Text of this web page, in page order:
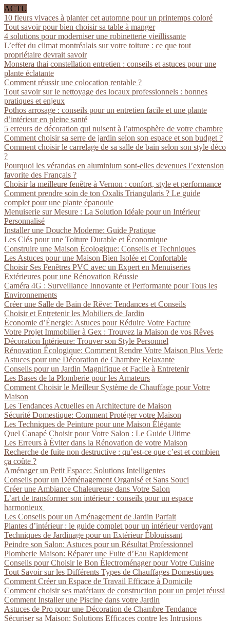
ACTU
10 fleurs vivaces à planter cet automne pour un printemps coloré
Tout savoir pour bien choisir sa table à manger
4 solutions pour moderniser une robinetterie vieillissante
L’effet du climat montréalais sur votre toiture : ce que tout
propriétaire devrait savoir
Monstera thai constellation entretien : conseils et astuces pour une
plante éclatante
Comment réussir une colocation rentable ?
Tout savoir sur le nettoyage des locaux professionnels : bonnes
pratiques et enjeux
Pothos arrosage : conseils pour un entretien facile et une plante
d’intérieur en pleine santé
5 erreurs de décoration qui nuisent à l’atmosphère de votre chambre
Comment choisir sa serre de jardin selon son espace et son budget ?
Comment choisir le carrelage de sa salle de bain selon son style déco
?
Pourquoi les vérandas en aluminium sont-elles devenues l’extension
favorite des Français ?
Choisir la meilleure fenêtre à Vernon : confort, style et performance
Comment prendre soin de ton Oxalis Triangularis ? Le guide
complet pour une plante épanouie
Menuiserie sur Mesure : La Solution Idéale pour un Intérieur
Personnalisé
Installer une Douche Moderne: Guide Pratique
Les Clés pour une Toiture Durable et Économique
Construire une Maison Écologique: Conseils et Techniques
Les Astuces pour une Maison Bien Isolée et Confortable
Choisir Ses Fenêtres PVC avec un Expert en Menuiseries
Extérieures pour une Rénovation Réussie
Caméra 4G : Surveillance Innovante et Performante pour Tous les
Environnements
Créer une Salle de Bain de Rêve: Tendances et Conseils
Choisir et Entretenir les Mobiliers de Jardin
Économie d’Énergie: Astuces pour Réduire Votre Facture
Votre Projet Immobilier à Gex : Trouvez la Maison de vos Rêves
Décoration Intérieure: Trouver son Style Personnel
Rénovation Écologique: Comment Rendre Votre Maison Plus Verte
Astuces pour une Décoration de Chambre Relaxante
Conseils pour un Jardin Magnifique et Facile à Entretenir
Les Bases de la Plomberie pour les Amateurs
Comment Choisir le Meilleur Système de Chauffage pour Votre
Maison
Les Tendances Actuelles en Architecture de Maison
Sécurité Domestique: Comment Protéger votre Maison
Les Techniques de Peinture pour une Maison Élégante
Quel Canapé Choisir pour Votre Salon : Le Guide Ultime
Les Erreurs à Éviter dans la Rénovation de votre Maison
Recherche de fuite non destructive : qu’est-ce que c’est et combien
ça coûte ?
Aménager un Petit Espace: Solutions Intelligentes
Conseils pour un Déménagement Organisé et Sans Souci
Créer une Ambiance Chaleureuse dans Votre Salon
L’art de transformer son intérieur : conseils pour un espace
harmonieux
Les Conseils pour un Aménagement de Jardin Parfait
Plantes d’intérieur : le guide complet pour un intérieur verdoyant
Techniques de Jardinage pour un Extérieur Éblouissant
Peindre son Salon: Astuces pour un Résultat Professionnel
Plomberie Maison: Réparer une Fuite d’Eau Rapidement
Conseils pour Choisir le Bon Électroménager pour Votre Cuisine
Tout Savoir sur les Différents Types de Chauffages Domestiques
Comment Créer un Espace de Travail Efficace à Domicile
Comment choisir ses matériaux de construction pour un projet réussi
Comment Installer une Piscine dans votre Jardin
Astuces de Pro pour une Décoration de Chambre Tendance
Sécuriser sa Maison: Solutions Efficaces contre les Intrusions